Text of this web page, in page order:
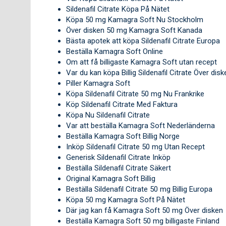
Sildenafil Citrate Köpa På Nätet
Köpa 50 mg Kamagra Soft Nu Stockholm
Över disken 50 mg Kamagra Soft Kanada
Bästa apotek att köpa Sildenafil Citrate Europa
Beställa Kamagra Soft Online
Om att få billigaste Kamagra Soft utan recept
Var du kan köpa Billig Sildenafil Citrate Över
Piller Kamagra Soft
Köpa Sildenafil Citrate 50 mg Nu Frankrike
Köp Sildenafil Citrate Med Faktura
Köpa Nu Sildenafil Citrate
Var att beställa Kamagra Soft Nederländerna
Beställa Kamagra Soft Billig Norge
Inköp Sildenafil Citrate 50 mg Utan Recept
Generisk Sildenafil Citrate Inköp
Beställa Sildenafil Citrate Säkert
Original Kamagra Soft Billig
Beställa Sildenafil Citrate 50 mg Billig Europa
Köpa 50 mg Kamagra Soft På Nätet
Där jag kan få Kamagra Soft 50 mg Över disken
Beställa Kamagra Soft 50 mg billigaste Finland